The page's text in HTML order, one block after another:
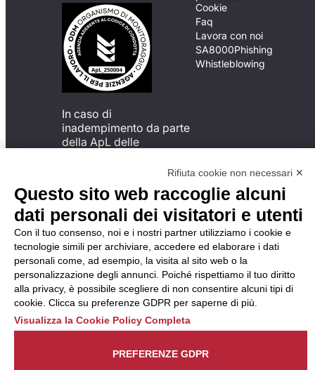
In caso di
inadempimento da parte
della ApL delle
del Codice di Condotta, è
possibile presentare un
reclamo
all’Organismo di
Monitoraggio utilizzando
una delle modalità
descritte al seguente
indirizzo web
https://odm-
agenzielavoro.it/reclami/ .
Cookie
Faq
Lavora con noi
SA8000Phishing
Whistleblowing
Rifiuta cookie non necessari ✕
Questo sito web raccoglie alcuni
dati personali dei visitatori e utenti
Con il tuo consenso, noi e i nostri partner utilizziamo i cookie e
tecnologie simili per archiviare, accedere ed elaborare i dati
personali come, ad esempio, la visita al sito web o la
personalizzazione degli annunci. Poiché rispettiamo il tuo diritto
alla privacy, è possibile scegliere di non consentire alcuni tipi di
cookie. Clicca su preferenze GDPR per saperne di più.
Visualizza la Cookie Policy Completa
PREFERENZE GDPR